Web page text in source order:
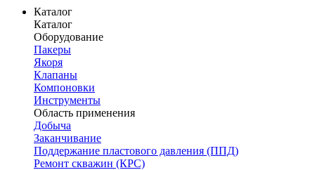
Каталог
Каталог
Оборудование
Пакеры
Якоря
Клапаны
Компоновки
Инструменты
Область применения
Добыча
Заканчивание
Поддержание пластового давления (ППД)
Ремонт скважин (КРС)